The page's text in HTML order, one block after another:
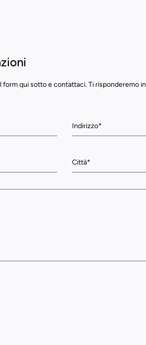
qui sotto e contattaci. Ti risponderemo in